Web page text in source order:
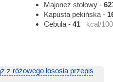
Majonez stołowy -
Kapusta pekińska -
Cebula - 41 kcal/